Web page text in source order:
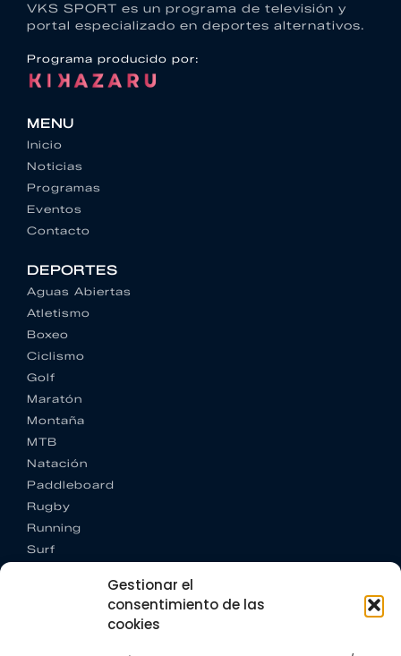
Gestionar el
consentimiento de las
cookies
VKS SPORT es un programa de televisión y
portal especializado en deportes alternativos.
Programa producido por:
MENU
Inicio
Noticias
Programas
Eventos
Contacto
DEPORTES
Aguas Abiertas
Atletismo
Boxeo
Ciclismo
Golf
Maratón
Montaña
MTB
Natación
Paddleboard
Rugby
Running
Surf
CONTACTO